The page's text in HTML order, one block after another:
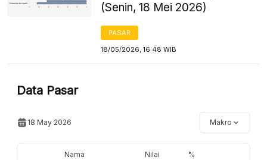
(Senin, 18 Mei 2026)
PASAR
18/05/2026, 16:48 WIB
Data Pasar
18 May 2026 Makro
Nama Nilai %